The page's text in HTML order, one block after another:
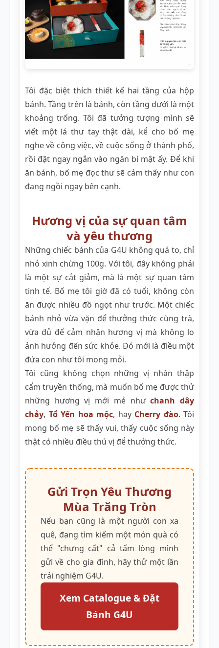
Tôi đặc biệt thích thiết kế hai tầng của hộp
bánh. Tầng trên là bánh, còn tầng dưới là một
khoảng trống. Tôi đã tưởng tượng mình sẽ
viết một lá thư tay thật dài, kể cho bố mẹ
nghe về công việc, về cuộc sống ở thành phố,
rồi đặt ngay ngắn vào ngăn bí mật ấy. Để khi
ăn bánh, bố mẹ đọc thư sẽ cảm thấy như con
đang ngồi ngay bên cạnh.
Hương vị của sự quan tâm
và yêu thương
Những chiếc bánh của G4U không quá to, chỉ
nhỏ xinh chừng 100g. Với tôi, đây không phải
là một sự cắt giảm, mà là một sự quan tâm
tinh tế. Bố mẹ tôi giờ đã có tuổi, không còn
ăn được nhiều đồ ngọt như trước. Một chiếc
bánh nhỏ vừa vặn để thưởng thức cùng trà,
vừa đủ để cảm nhận hương vị mà không lo
ảnh hưởng đến sức khỏe. Đó mới là điều một
đứa con như tôi mong mỏi.
Tôi cũng không chọn những vị nhân thập
cẩm truyền thống, mà muốn bố mẹ được thử
những hương vị mới mẻ nhưchanh dây
chảy, Tổ Yến hoa mộc, hay Cherry đào. Tôi
mong bố mẹ sẽ thấy vui, thấy cuộc sống này
thật có nhiều điều thú vị để thưởng thức.
Gửi Trọn Yêu Thương
Mùa Trăng Tròn
Nếu bạn cũng là một người con xa
quê, đang tìm kiếm một món quà có
thể "chưng cất" cả tấm lòng mình
gửi về cho gia đình, hãy thử một lần
trải nghiệm G4U.
Xem Catalogue & Đặt
Bánh G4U